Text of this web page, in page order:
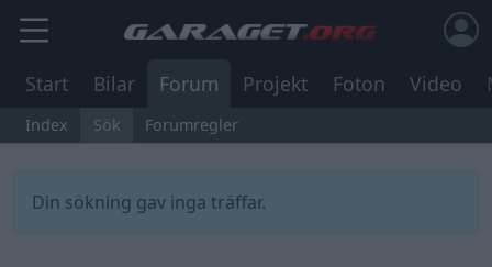
Start Bilar Forum Projekt Foton Video
Index Sök Forumregler
Din sökning gav inga träffar.